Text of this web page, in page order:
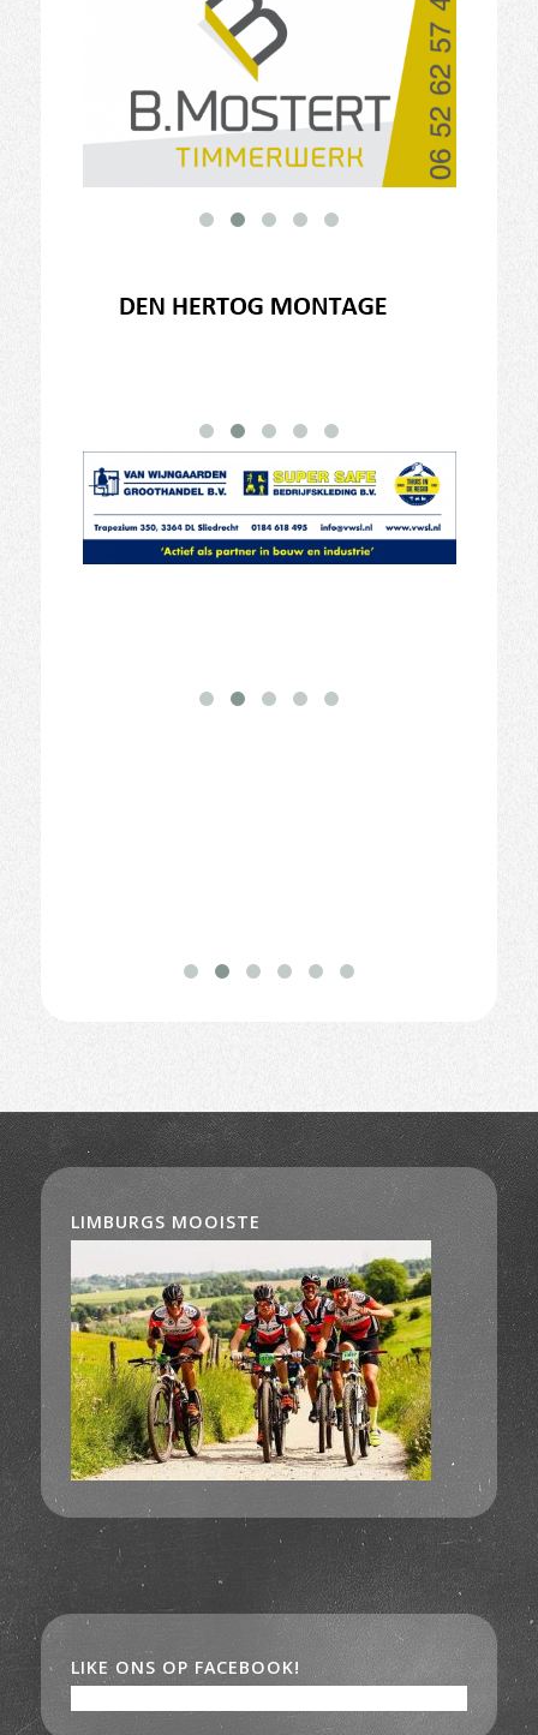
LIMBURGS MOOISTE
LIKE ONS OP FACEBOOK!